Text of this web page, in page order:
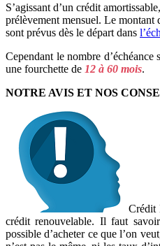
S’agissant d’un crédit
prélèvement mensuel. Le montant
sont prévus dès le départ dans
Cependant le nombre
une fourchette de 12 à 60 mois.
NOTRE AVIS ET NOS
Crédit
crédit renouvelable. Il faut
possible d’acheter ce que l’on